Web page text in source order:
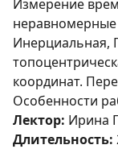
Измерение
Инерциальная,
координат.
Особенности
Лектор: Ирина
Длительность: